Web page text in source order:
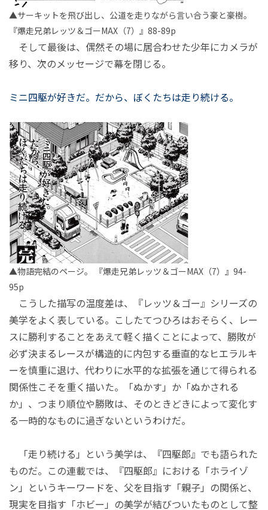
▲サーキットを飛び出し、公道を走りながら言い合う豪と豪樹。
『爆走兄弟レッツ＆ゴーMAX（7）』88-89p
そして最後は、偶然その場に居合わせた少年にカメラが
移り、次のメッセージで幕を閉じる。
ミニ四駆が好きだ。だから、ぼくたちは走り続ける。
▲物語完結のページ。 『爆走兄弟レッツ＆ゴーMAX（7）』94-
95p
こうした描写の温度差は、『レッツ＆ゴー』シリーズの
美学をよく表している。こしたてつひろはおそらく、レー
スに勝利することをあえて軽く描くことによって、勝敗が
必ず決まるレースが構造的に内包する垂直的なヒエラルキ
ーを慎重に退け、代わりに水平的な拡張を通じて得られる
関係性こそを重く描いた。「ぬかす」か「ぬかされる
か」、つまり順位や勝敗は、そのときどきによって変化す
る一時的なものに過ぎないというわけだ。
「走り続ける」という美学は、『四駆郎』でも語られた
ものだ。この連載では、『四駆郎』における「ホライゾ
ン」というキーワードを、父を目指す「親子」の関係と、
現実を目指す「ホビー」の美学が結びついたものとして整